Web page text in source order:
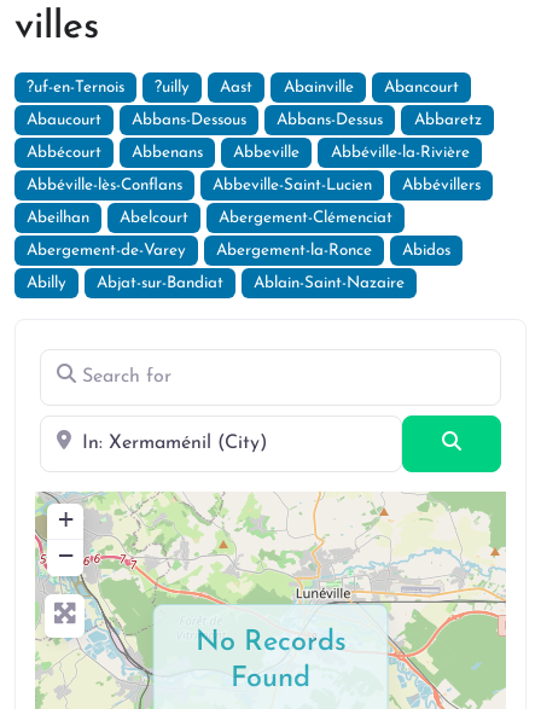
Search for
Near
+
−
No Records
Found
villes
?uf-en-Ternois ?uilly Aast Abainville Abancourt
Abaucourt Abbans-Dessous Abbans-Dessus Abbaretz
Abbécourt Abbenans Abbeville Abbéville-la-Rivière
Abbéville-lès-Conflans Abbeville-Saint-Lucien Abbévillers
Abeilhan Abelcourt Abergement-Clémenciat
Abergement-de-Varey Abergement-la-Ronce Abidos
Abilly Abjat-sur-Bandiat Ablain-Saint-Nazaire